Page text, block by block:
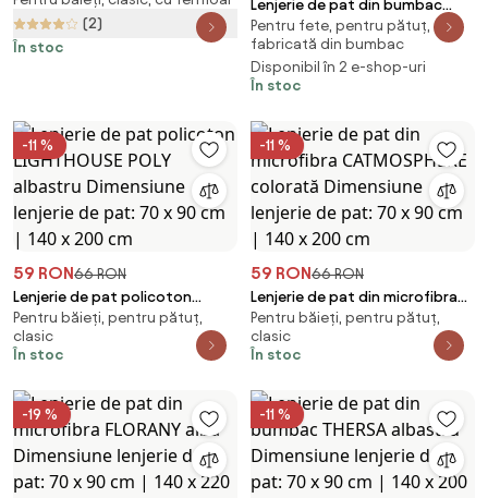
lenjerie de pat: 2 buc 70 x 90
cm | 200 x 220 cm
(2)
În stoc
Lenjerie de pat din bumbac
pentru patut Renforce LOVITA
roz Dimensiune lenjerie de pat:
45 x 65 cm | 90 x 135 cm
Pentru fete, pentru pătuț,
fabricată din bumbac
Disponibil în 2 e-shop-uri
În stoc
-11 %
59 RON66 RON
Lenjerie de pat policoton
LIGHTHOUSE POLY albastru
Dimensiune lenjerie de pat: 70 x
90 cm | 140 x 200 cm
Pentru băieți, pentru pătuț,
clasic
În stoc
-11 %
59 RON66 RON
Lenjerie de pat din microfibra
CATMOSPHERE colorată
Dimensiune lenjerie de pat: 70 x
90 cm | 140 x 200 cm
Pentru băieți, pentru pătuț,
clasic
În stoc
-19 % -11 %